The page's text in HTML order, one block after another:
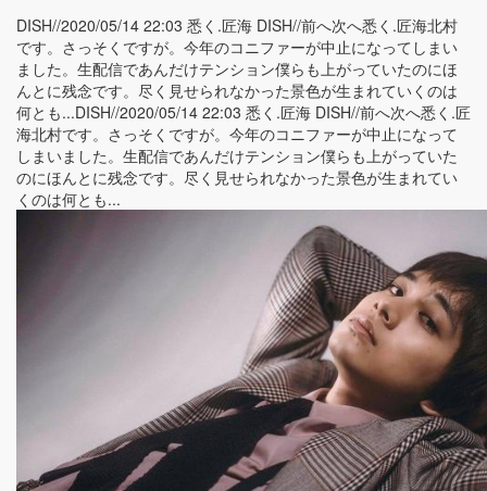
DISH//2020/05/14 22:03 悉く.匠海 DISH//前へ次へ悉く.匠海北村
です。さっそくですが。今年のコニファーが中止になってしまい
ました。生配信であんだけテンション僕らも上がっていたのにほ
んとに残念です。尽く見せられなかった景色が生まれていくのは
何とも...DISH//2020/05/14 22:03 悉く.匠海 DISH//前へ次へ悉く.匠
海北村です。さっそくですが。今年のコニファーが中止になって
しまいました。生配信であんだけテンション僕らも上がっていた
のにほんとに残念です。尽く見せられなかった景色が生まれてい
くのは何とも...